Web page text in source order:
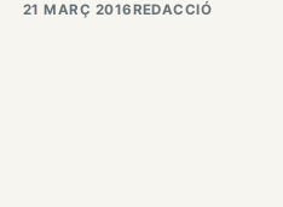
21 MARÇ 2016REDACCIÓ